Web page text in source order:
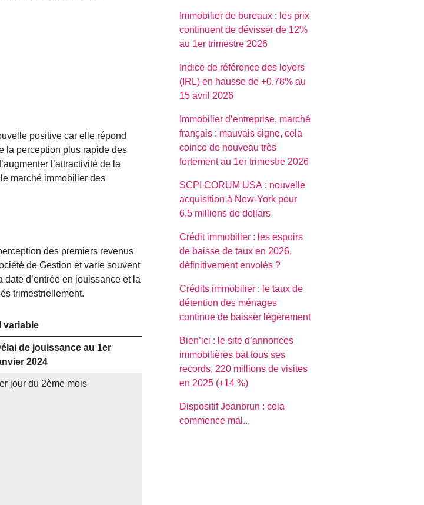
positive car elle répond
la perception plus rapide des
l’attractivité de la
marché immobilier des
des premiers revenus
de Gestion et varie souvent
d’entrée en jouissance et la
trimestriellement.
variable
de jouissance au 1er
2024
jour du 2ème mois
Immobilier de bureaux : les prix
continuent de dévisser de 12%
au 1er trimestre 2026
Indice de référence des loyers
(IRL) en hausse de +0.78% au
15 avril 2026
Immobilier d’entreprise, marché
français : mauvais signe, cela
coince de nouveau très
fortement au 1er trimestre 2026
SCPI CORUM USA : nouvelle
acquisition à New-York pour
6,5 millions de dollars
Crédit immobilier : les espoirs
de baisse de taux en 2026,
définitivement envolés ?
Crédits immobilier : le taux de
détention des ménages
continue de baisser légèrement
Bien’ici : le site d’annonces
immobilières bat tous ses
records, 220 millions de visites
en 2025 (+14 %)
Dispositif Jeanbrun : cela
commence mal...